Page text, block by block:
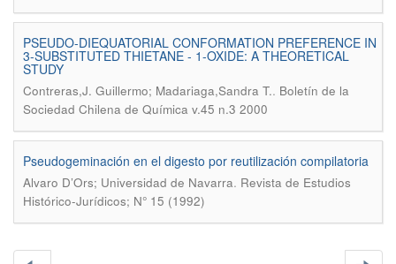
PSEUDO-DIEQUATORIAL CONFORMATION PREFERENCE IN
3-SUBSTITUTED THIETANE - 1-OXIDE: A THEORETICAL
STUDY
Contreras,J. Guillermo; Madariaga,Sandra T.. Boletín de la
Sociedad Chilena de Química v.45 n.3 2000
Pseudogeminación en el digesto por reutilización compilatoria
Alvaro D’Ors; Universidad de Navarra. Revista de Estudios
Histórico-Jurídicos; N° 15 (1992)